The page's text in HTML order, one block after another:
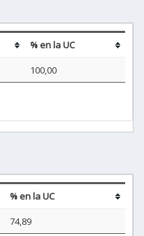
% en la UC
100,00
% en la UC
74,89